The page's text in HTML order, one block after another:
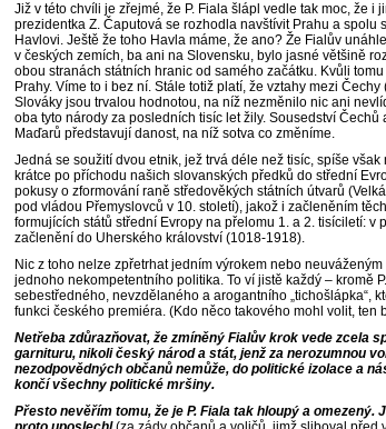
Již v této chvíli je zřejmé, že P. Fiala šlápl vedle tak moc, že i
prezidentka Z. Čaputová se rozhodla navštívit Prahu a spolu
Havlovi. Ještě že toho Havla máme, že ano? Že Fialův
v českých zemích, ba ani na Slovensku, bylo jasné většině
obou stranách státních hranic od samého začátku. Kvůli
Prahy. Víme to i bez ní. Stále totiž platí, že vztahy mezi
Slováky jsou trvalou hodnotou, na níž nezměnilo nic ani
oba tyto národy za posledních tisíc let žily. Sousedství Čechů
Maďarů představují danost, na níž sotva co změníme.
Jedná se soužití dvou etnik, jež trvá déle než tisíc, spíše
krátce po příchodu našich slovanských předků do střední
pokusy o zformování raně středověkých státních útvarů
pod vládou Přemyslovců v 10. století), jakož i začleněním
formujících států střední Evropy na přelomu 1. a 2. tisíciletí: v
začlenění do Uherského království (1018-1918).
Nic z toho nelze zpřetrhat jedním výrokem nebo
jednoho nekompetentního politika. To ví jistě každý – kromě
sebestředného, nevzdělaného a arogantního „tichošlápka“,
funkci českého premiéra. (Kdo něco takového mohl volit, ten
Netřeba zdůrazňovat, že zmíněný Fialův krok vede zcela
garnituru, nikoli český národ a stát, jenž za nerozumnou
nezodpovědných občanů nemůže, do politické izolace a
končí všechny politické mršiny.
Přesto nevěřím tomu, že je P. Fiala tak hloupý a omezený.